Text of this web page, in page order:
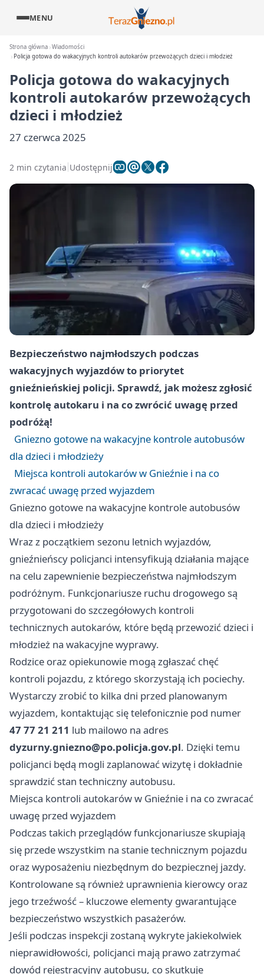
MENU
Strona główna Wiadomości
Policja gotowa do wakacyjnych kontroli autokarów przewożących dzieci i młodzież
Policja gotowa do wakacyjnych
kontroli autokarów przewożących
dzieci i młodzież
27 czerwca 2025
2 min czytania Udostępnij
Bezpieczeństwo najmłodszych podczas
wakacyjnych wyjazdów to priorytet
gnieźnieńskiej policji. Sprawdź, jak możesz zgłosić
kontrolę autokaru i na co zwrócić uwagę przed
podróżą!
Gniezno gotowe na wakacyjne kontrole autobusów
dla dzieci i młodzieży
Miejsca kontroli autokarów w Gnieźnie i na co
zwracać uwagę przed wyjazdem
Gniezno gotowe na wakacyjne kontrole autobusów
dla dzieci i młodzieży
Wraz z początkiem sezonu letnich wyjazdów,
gnieźnieńscy policjanci intensyfikują działania mające
na celu zapewnienie bezpieczeństwa najmłodszym
podróżnym. Funkcjonariusze ruchu drogowego są
przygotowani do szczegółowych kontroli
technicznych autokarów, które będą przewozić dzieci i
młodzież na wakacyjne wyprawy.
Rodzice oraz opiekunowie mogą zgłaszać chęć
kontroli pojazdu, z którego skorzystają ich pociechy.
Wystarczy zrobić to kilka dni przed planowanym
wyjazdem, kontaktując się telefonicznie pod numer
47 77 21 211 lub mailowo na adres
dyzurny.gniezno@po.policja.gov.pl. Dzięki temu
policjanci będą mogli zaplanować wizytę i dokładnie
sprawdzić stan techniczny autobusu.
Miejsca kontroli autokarów w Gnieźnie i na co zwracać
uwagę przed wyjazdem
Podczas takich przeglądów funkcjonariusze skupiają
się przede wszystkim na stanie technicznym pojazdu
oraz wyposażeniu niezbędnym do bezpiecznej jazdy.
Kontrolowane są również uprawnienia kierowcy oraz
jego trzeźwość – kluczowe elementy gwarantujące
bezpieczeństwo wszystkich pasażerów.
Jeśli podczas inspekcji zostaną wykryte jakiekolwiek
nieprawidłowości, policjanci mają prawo zatrzymać
dowód rejestracyjny autobusu, co skutkuje